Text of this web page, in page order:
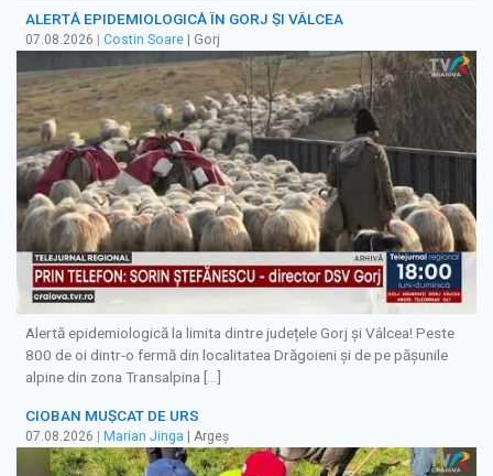
ALERTĂ EPIDEMIOLOGICĂ ÎN GORJ ȘI VÂLCEA
07.08.2026 Costin Soare | Gorj
Alertă epidemiologică la limita dintre județele Gorj și Vâlcea! Peste
800 de oi dintr-o fermă din localitatea Drăgoieni și de pe pășunile
alpine din zona Transalpina […]
CIOBAN MUȘCAT DE URS
07.08.2026 | Marian Jinga | Argeș